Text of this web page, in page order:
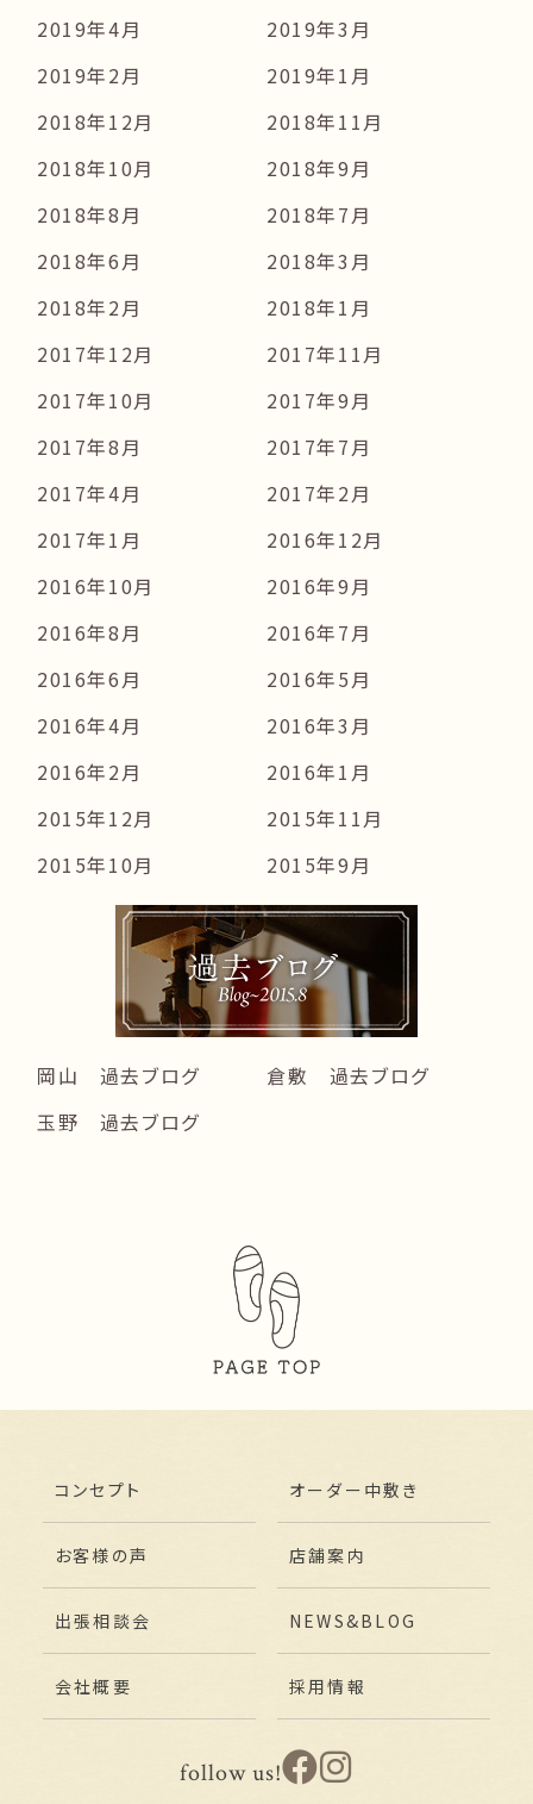
2019年4月
2019年3月
2019年2月
2019年1月
2018年12月
2018年11月
2018年10月
2018年9月
2018年8月
2018年7月
2018年6月
2018年3月
2018年2月
2018年1月
2017年12月
2017年11月
2017年10月
2017年9月
2017年8月
2017年7月
2017年4月
2017年2月
2017年1月
2016年12月
2016年10月
2016年9月
2016年8月
2016年7月
2016年6月
2016年5月
2016年4月
2016年3月
2016年2月
2016年1月
2015年12月
2015年11月
2015年10月
2015年9月
岡山 過去ブログ
倉敷 過去ブログ
玉野 過去ブログ
コンセプト オーダー中敷き
お客様の声 店舗案内
出張相談会 NEWS&BLOG
会社概要 採用情報
follow us!